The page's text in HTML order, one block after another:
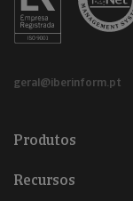
geral@iberinform.pt
Produtos
Recursos